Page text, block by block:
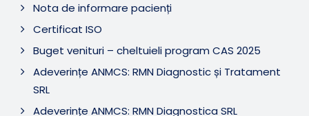
Nota de informare pacienți
Certificat ISO
Buget venituri – cheltuieli program CAS 2025
Adeverințe ANMCS: RMN Diagnostic și Tratament
SRL
Adeverințe ANMCS: RMN Diagnostica SRL